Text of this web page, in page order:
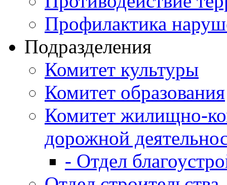
Профилактика
Подразделения
Комитет культуры
Комитет образования
Комитет жилищно-
дорожной
- Отдел